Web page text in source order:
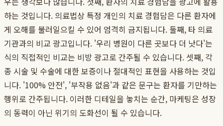
하는 것입니다. 의료법상 특정 개인의 치료 경험담은 다른 환자에
게 오해를 불러일으킬 수 있어 엄격히 금지됩니다. 둘째, 타 의료
기관과의 비교 광고입니다. '우리 병원이 다른 곳보다 더 낫다'는
식의 직접적인 비교는 비방 광고로 간주될 수 있습니다. 셋째, 각
종 시술 및 수술에 대한 보증이나 절대적인 표현을 사용하는 것입
니다. '100% 안전', '부작용 없음'과 같은 문구는 환자를 기만하는
행위로 간주됩니다. 이러한 디테일을 놓치는 순간, 마케팅은 성장
의 동력이 아닌 위기의 도화선이 될 수 있습니다.